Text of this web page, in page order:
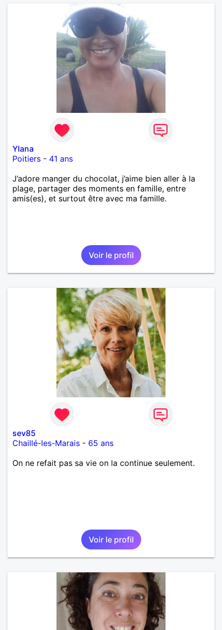
Ylana
Poitiers - 41 ans
J’adore manger du chocolat, j’aime bien aller à la
plage, partager des moments en famille, entre
amis(es), et surtout être avec ma famille.
Voir le profil
sev85
Chaillé-les-Marais - 65 ans
On ne refait pas sa vie on la continue seulement.
Voir le profil